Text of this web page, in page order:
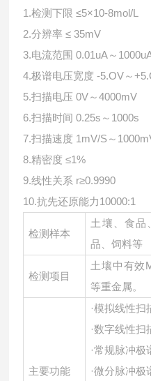
1.检测下限 ≤5×10-8mol/L
2.分辨率 ≤ 35mV
3.电流范围 0.01uA～
4.极谱电压宽度 -5.OV～
5.扫描电压 0V～4000mV
6.扫描时间 0.25s～1000s
7.扫描速度 1mV/S～
8.精密度 ≤1%
9.线性关系 r≥0.9990
10.抗先还原能力10000:1
检测样本
土壤、食品
品、饲料等
检测项目
土壤中有效
等重金属。
主要功能
·模拟线性扫
·数字线性扫
·常规脉冲极
·微分脉冲极